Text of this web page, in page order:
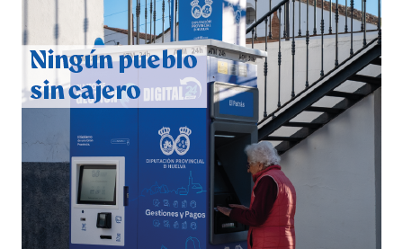
CUARTA CORRIDA DE LAS FIESTAS COLOMBINAS
2026
hace 5 días·Huelvatv